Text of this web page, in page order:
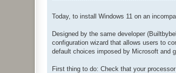
Today, to install Windows 11 on an
Designed by the same developer
configuration wizard that allows users to
default choices imposed by Microsoft and
First thing to do: Check that your